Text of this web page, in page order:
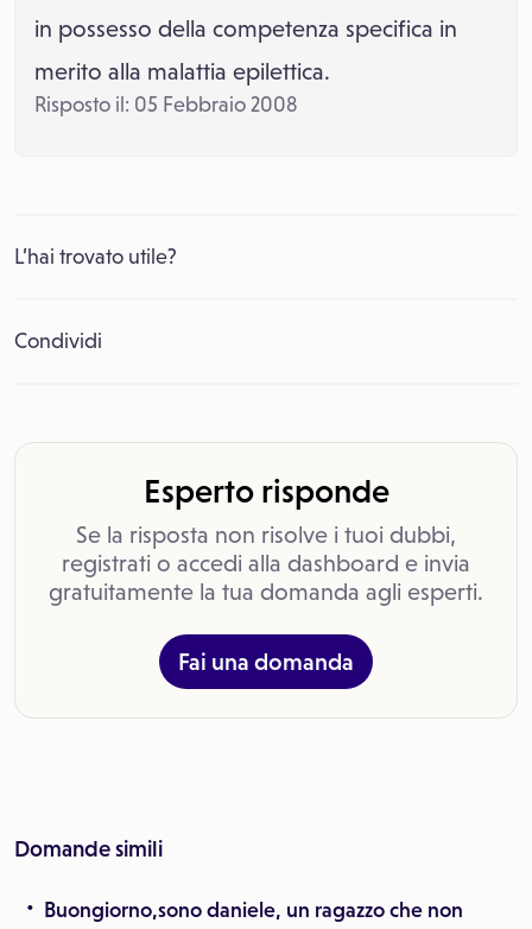
in possesso della competenza specifica in
merito alla malattia epilettica.
Risposto il: 05 Febbraio 2008
L’hai trovato utile?
Condividi
Esperto risponde
Se la risposta non risolve i tuoi dubbi,
registrati o accedi alla dashboard e invia
gratuitamente la tua domanda agli esperti.
Fai una domanda
Domande simili
Buongiorno,sono daniele, un ragazzo che non